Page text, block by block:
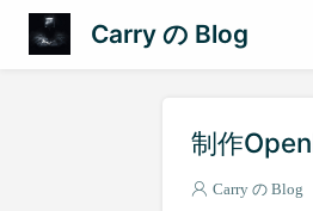
Carry の Blog
制作
Carry の Blog